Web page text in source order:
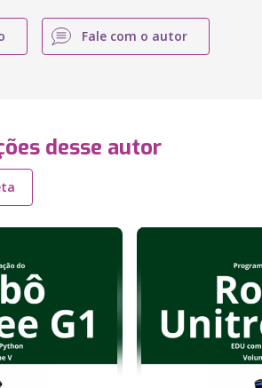
Fale com o autor
desse autor